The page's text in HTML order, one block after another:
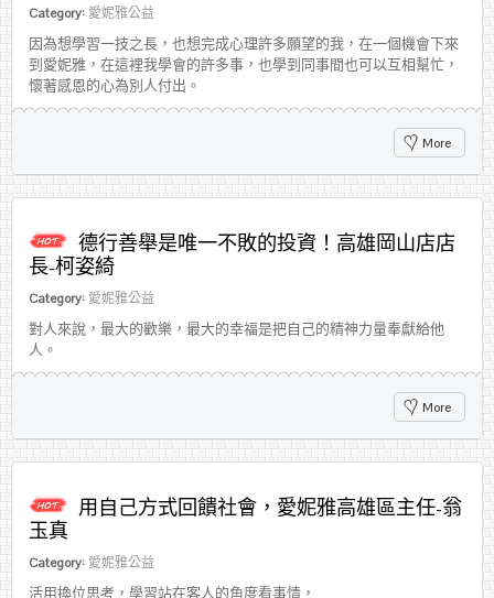
Category: 愛妮雅公益
因為想學習一技之長，也想完成心理許多願望的我，在一個機會下來
到愛妮雅，在這裡我學會的許多事，也學到同事間也可以互相幫忙，
懷著感恩的心為別人付出。
More
德行善舉是唯一不敗的投資！高雄岡山店店
長-柯姿綺
Category: 愛妮雅公益
對人來說，最大的歡樂，最大的幸福是把自己的精神力量奉獻給他
人。
More
用自己方式回饋社會，愛妮雅高雄區主任-翁
玉真
Category: 愛妮雅公益
活用換位思考，學習站在客人的角度看事情，